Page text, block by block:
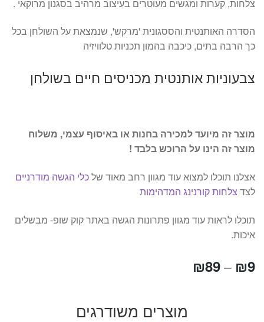
צלחות, קערות ומגשים מעוטרים בעיצוב מרהיב בסגנון מרוקאי .
הסדרה האותנטית והססגונית 'מרקש', שנמצאת על השולחן בכל
כך הרבה בתים, כיכבה בהמון תכניות טלוויזיה
צבעוניות אותנטית מכניסים חיים בשולחן
מוצר זה מיועד למכירה בחנות או באיסוף עצמי, משלוח
מוצר זה הינו על הרוכש בלבד !
אצלנו תוכלו למצוא עוד מגוון רחב מאוד שלכלי הגשה מודרניים
לצד צלחות קורנינג המדהימות
תוכלו לראות עוד מגוון פתרונות הגשה באתר קוק שופ- מבשלים
איכות.
₪9
–
₪89
מוצרים משודרגים